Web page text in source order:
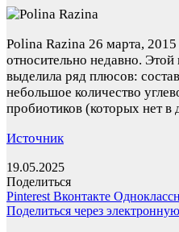
Polina Razina 26 марта, 2015
относительно недавно.
выделила ряд плюсов:
небольшое количество
пробиотиков (которых нет
Источник
19.05.2025
Поделиться
Pinterest Вконтакте
Поделиться через